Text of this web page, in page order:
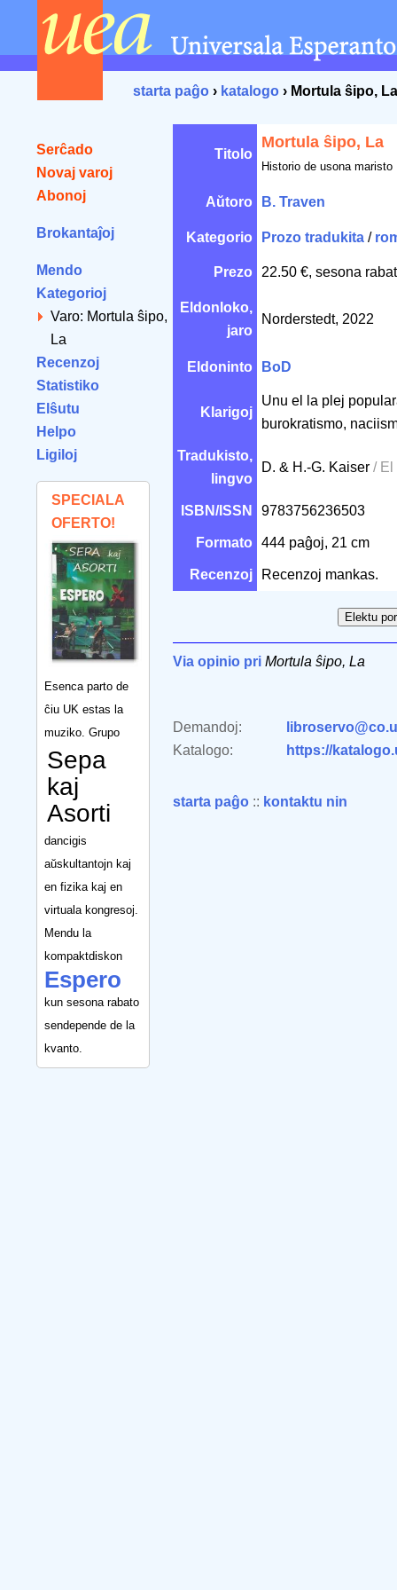
starta paĝo › katalogo › Mortula ŝipo, La
Serĉado
Novaj varoj
Abonoj
Brokantaĵoj
Mendo
Kategorioj
Varo: Mortula ŝipo,
La
Recenzoj
Statistiko
Elŝutu
Helpo
Ligiloj
SPECIALA
OFERTO!
Esenca parto de
ĉiu UK estas la
muziko. Grupo
Sepa
kaj
Asorti
dancigis
aŭskultantojn kaj
en fizika kaj en
virtuala kongresoj.
Mendu la
kompaktdiskon
Espero
kun sesona rabato
sendepende de la
kvanto.
Titolo
Mortula ŝipo, La
Historio de usona maristo
Aŭtoro B. Traven
Kategorio Prozo tradukita /
Prezo 22.50 €, sesona
Eldonloko,
jaro
Norderstedt, 2022
Eldoninto BoD
Klarigoj
Unu el la plej
burokratismo,
Tradukisto,
lingvo
D. & H.-G. Kaiser / El
ISBN/ISSN 9783756236503
Formato 444 paĝoj, 21 cm
Recenzoj Recenzoj mankas.
Via opinio pri Mortula ŝipo, La
Demandoj:
Katalogo:
https://
starta paĝo :: kontaktu nin